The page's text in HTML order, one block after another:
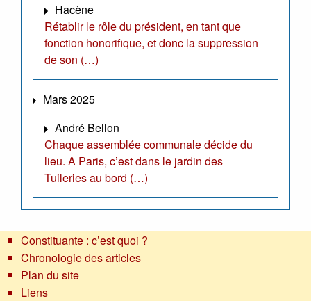
Hacène
Rétablir le rôle du président, en tant que
fonction honorifique, et donc la suppression
de son (…)
Mars 2025
André Bellon
Chaque assemblée communale décide du
lieu. A Paris, c’est dans le jardin des
Tuileries au bord (…)
Constituante : c’est quoi ?
Chronologie des articles
Plan du site
Liens